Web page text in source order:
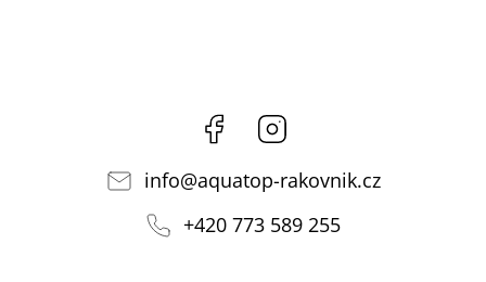
Facebook
info@aquatop-rakovnik.cz
+420 773 589 255